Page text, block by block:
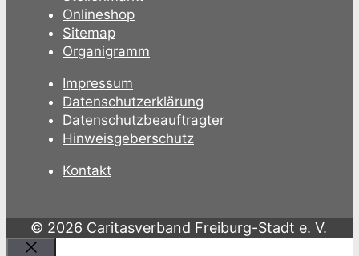
Onlineshop
Sitemap
Organigramm
Impressum
Datenschutzerklärung
Datenschutzbeauftragter
Hinweisgeberschutz
Kontakt
© 2026 Caritasverband Freiburg-Stadt e. V.